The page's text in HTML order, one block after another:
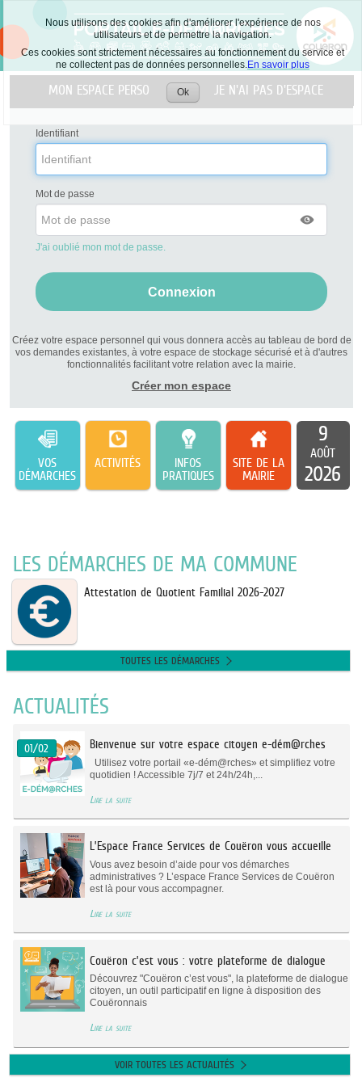
Nous utilisons des cookies afin d'améliorer l'expérience de nos
utilisateurs et de permettre la navigation.
Ces cookies sont strictement nécessaires au fonctionnement du service et
ne collectent pas de données personnelles.En savoir plus
Ok
Accepter
MON ESPACE PERSO JE N'AI PAS D'ESPACE
Identifiant
Mot de passe
J'ai oublié mon mot de passe.
Créez votre espace personnel qui vous donnera accès au tableau de bord de
vos demandes existantes, à votre espace de stockage sécurisé et à d'autres
fonctionnalités facilitant votre relation avec la mairie.
Créer mon espace
VOS
DÉMARCHES
ACTIVITÉS
INFOS
PRATIQUES
SITE DE LA
MAIRIE
9
AOÛT
2026
LES DÉMARCHES DE MA COMMUNE
Attestation de Quotient Familial 2026-2027
TOUTES LES DÉMARCHES
ACTUALITÉS
01/02 Bienvenue sur votre espace citoyen e-dém@rches
Utilisez votre portail «e-dém@rches» et simplifiez votre
quotidien ! Accessible 7j/7 et 24h/24h,...
Lire la suite
L’Espace France Services de Couëron vous accueille
Vous avez besoin d’aide pour vos démarches
administratives ? L’espace France Services de Couëron
est là pour vous accompagner.
Lire la suite
Couëron c’est vous : votre plateforme de dialogue
Découvrez "Couëron c’est vous", la plateforme de dialogue
citoyen, un outil participatif en ligne à disposition des
Couëronnais
Lire la suite
VOIR TOUTES LES ACTUALITÉS